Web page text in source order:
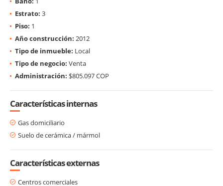
Estrato: 3
Piso: 1
Año construcción: 2012
Tipo de inmueble: Local
Tipo de negocio: Venta
Administración: $805.097 COP
Características internas
Gas domiciliario
Suelo de cerámica / mármol
Características externas
Centros comerciales